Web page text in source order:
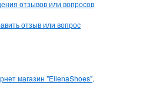
отзывов или вопросов
отзыв или вопрос
магазин "EllenaShoes".